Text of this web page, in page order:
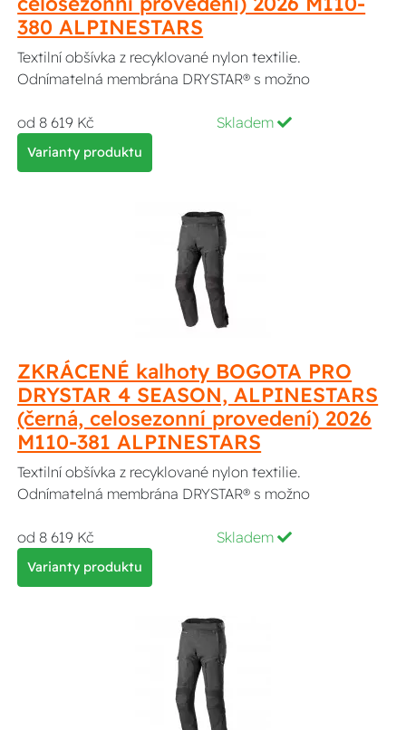
380 ALPINESTARS
Textilní obšívka z recyklované nylon textilie.
Odnímatelná membrána DRYSTAR® s možno
od 8 619 Kč Skladem
Varianty produktu
ZKRÁCENÉ kalhoty BOGOTA PRO
DRYSTAR 4 SEASON, ALPINESTARS
(černá, celosezonní provedení) 2026
M110-381 ALPINESTARS
Textilní obšívka z recyklované nylon textilie.
Odnímatelná membrána DRYSTAR® s možno
od 8 619 Kč Skladem
Varianty produktu